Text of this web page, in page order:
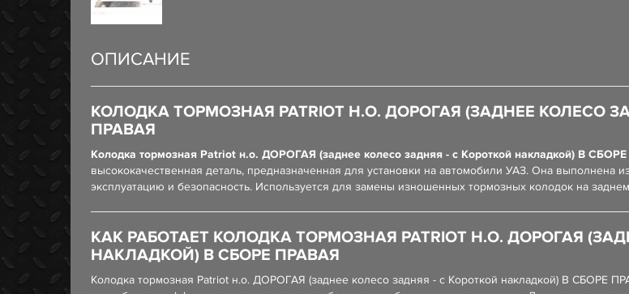
ОПИСАНИЕ
КОЛОДКА ТОРМОЗНАЯ PATRIOT Н.О. ДОРОГАЯ (ЗАДНЕЕ КОЛЕСО
ПРАВАЯ
Колодка тормозная Patriot н.о. ДОРОГАЯ (заднее колесо задняя - с Короткой накладкой) В
высококачественная деталь, предназначенная для установки на автомобили УАЗ. Она выполнена
эксплуатацию и безопасность. Используется для замены изношенных тормозных колодок на
КАК РАБОТАЕТ КОЛОДКА ТОРМОЗНАЯ PATRIOT Н.О. ДОРОГАЯ
НАКЛАДКОЙ) В СБОРЕ ПРАВАЯ
Колодка тормозная Patriot н.о. ДОРОГАЯ (заднее колесо задняя - с Короткой накладкой) В СБОРЕ